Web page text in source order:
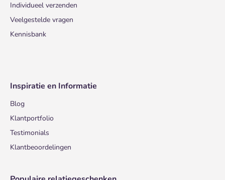
Individueel verzenden
Veelgestelde vragen
Kennisbank
Inspiratie en Informatie
Blog
Klantportfolio
Testimonials
Klantbeoordelingen